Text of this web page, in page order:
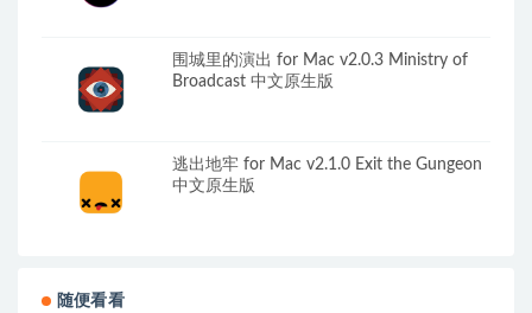
围城里的演出 for Mac v2.0.3 Ministry of
Broadcast 中文原生版
逃出地牢 for Mac v2.1.0 Exit the Gungeon
中文原生版
随便看看